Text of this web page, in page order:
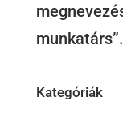
munkatárs”.
Kategóriák